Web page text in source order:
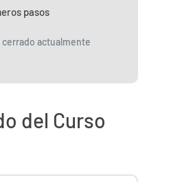
pasos
actualmente
del Curso